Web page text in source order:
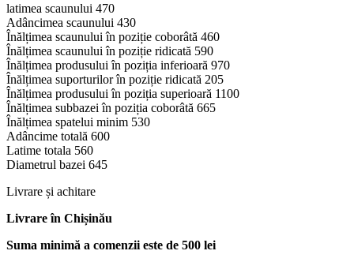
latimea scaunului 470
Adâncimea scaunului 430
Înălțimea scaunului în poziție coborâtă 460
Înălțimea scaunului în poziție ridicată 590
Înălțimea produsului în poziția inferioară 970
Înălțimea suporturilor în poziție ridicată 205
Înălțimea produsului în poziția superioară 1100
Înălțimea subbazei în poziția coborâtă 665
Înălțimea spatelui minim 530
Adâncime totală 600
Latime totala 560
Diametrul bazei 645
Livrare și achitare
Livrareîn Chișinău
Suma minimă a comenzii este de 500 lei